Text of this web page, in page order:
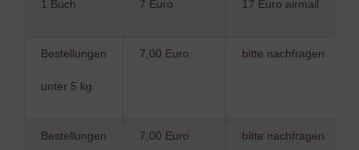
1 Buch 7 Euro 17 Euro airmail
Bestellungen
unter 5 kg
7,00 Euro bitte nachfragen
Bestellungen 7,00 Euro bitte nachfragen